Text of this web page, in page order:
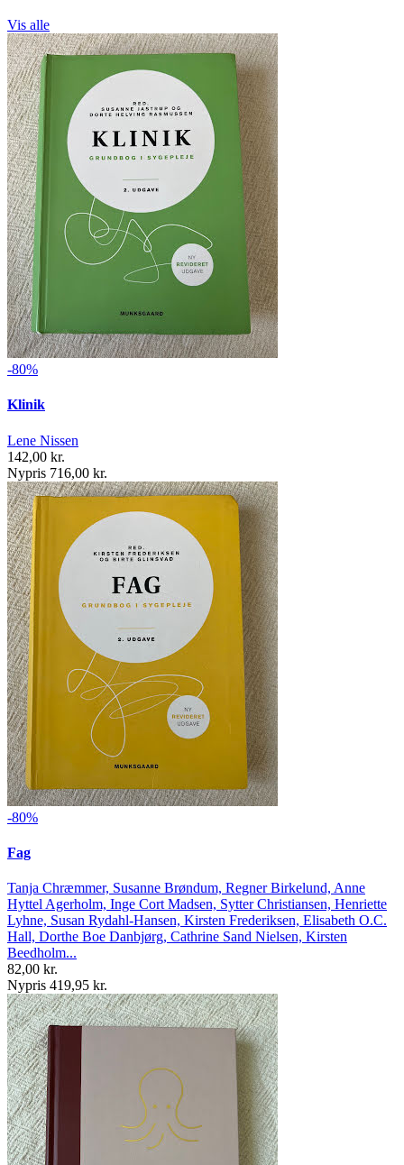
Vis alle
-80%
Klinik
Lene Nissen
142,00 kr.
Nypris 716,00 kr.
-80%
Fag
Tanja Chræmmer, Susanne Brøndum, Regner Birkelund, Anne
Hyttel Agerholm, Inge Cort Madsen, Sytter Christiansen, Henriette
Lyhne, Susan Rydahl-Hansen, Kirsten Frederiksen, Elisabeth O.C.
Hall, Dorthe Boe Danbjørg, Cathrine Sand Nielsen, Kirsten
Beedholm...
82,00 kr.
Nypris 419,95 kr.